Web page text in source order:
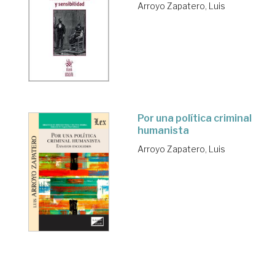
Arroyo Zapatero, Luis
Por una política criminal
humanista
Arroyo Zapatero, Luis